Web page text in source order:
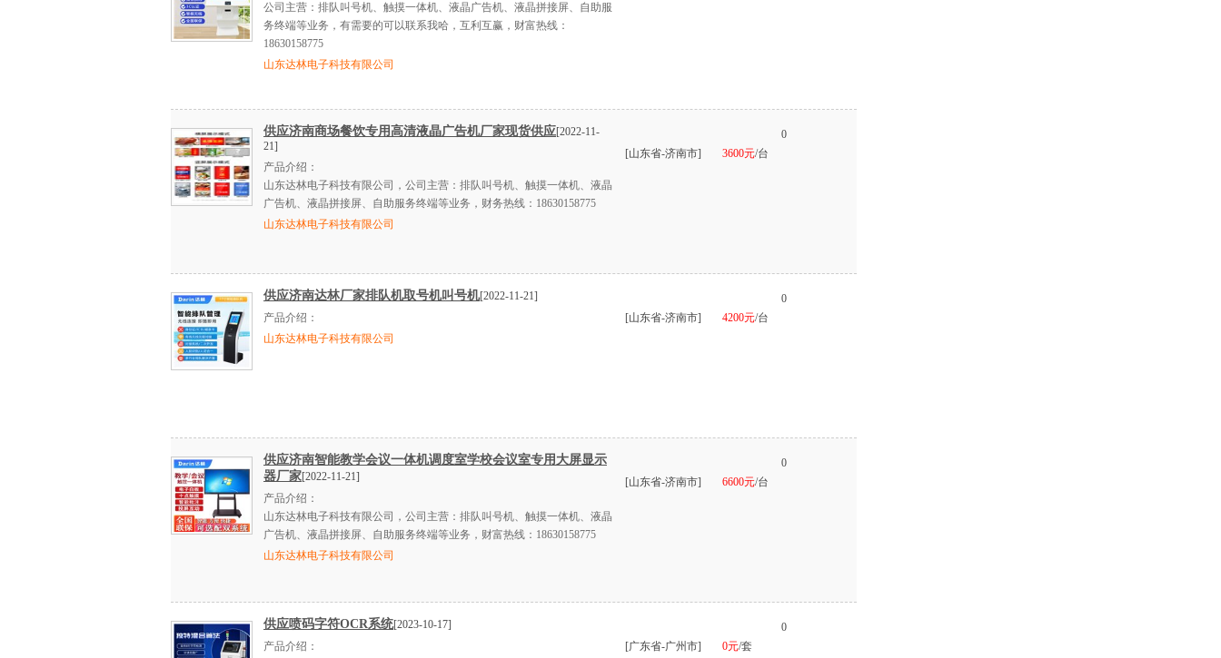
公司主营：排队叫号机、触摸一体机、液晶广告机、液晶拼接屏、自助服
务终端等业务，有需要的可以联系我哈，互利互赢，财富热线：
18630158775
山东达林电子科技有限公司
供应济南商场餐饮专用高清液晶广告机厂家现货供应[2022-11-
21]
产品介绍：
山东达林电子科技有限公司，公司主营：排队叫号机、触摸一体机、液晶
广告机、液晶拼接屏、自助服务终端等业务，财务热线：18630158775
山东达林电子科技有限公司
[山东省-济南市] 3600元/台
0
供应济南达林厂家排队机取号机叫号机[2022-11-21]
产品介绍：
山东达林电子科技有限公司
[山东省-济南市] 4200元/台
0
供应济南智能教学会议一体机调度室学校会议室专用大屏显示
器厂家[2022-11-21]
产品介绍：
山东达林电子科技有限公司，公司主营：排队叫号机、触摸一体机、液晶
广告机、液晶拼接屏、自助服务终端等业务，财富热线：18630158775
山东达林电子科技有限公司
[山东省-济南市] 6600元/台
0
供应喷码字符OCR系统[2023-10-17]
产品介绍：
[广东省-广州市] 0元/套
0